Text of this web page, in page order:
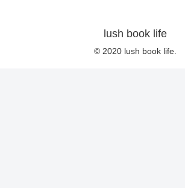
lush book life
© 2020 lush book life.